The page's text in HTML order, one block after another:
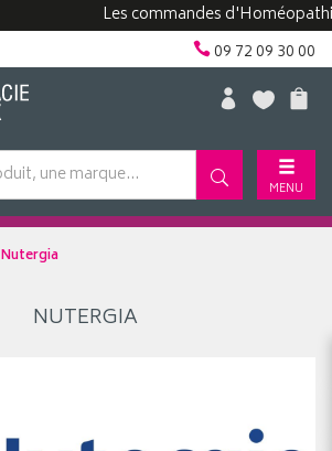
Les commandes
09 72 09 30 00
MENU
Nutergia
NUTERGIA